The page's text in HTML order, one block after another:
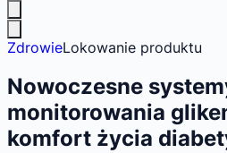
ZdrowieLokowanie produktu
Nowoczesne
monitorowania
komfort życia